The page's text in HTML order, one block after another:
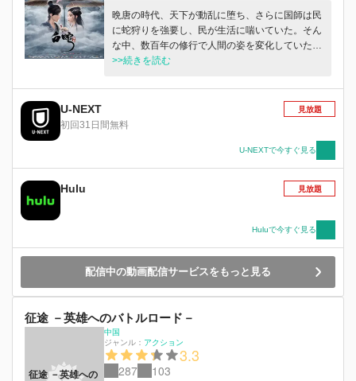
晩唐の時代、天下が動乱に堕ち、さらに国師は民
に蛇狩りを強要し、民が生活に喘いていた。そん
な中、数百年の修行で人間の姿を変化していた蛇
の妖怪「白」は、国師を刺殺しようとしたが失
しまい、蛇狩りの少年「許宣」に救われた。白が
蛇の妖怪ということも徐々に明らかになってきた
一方、国師と蛇一族との間にも激しい戦いが始ま
>>続きを読む
U-NEXT
初回31日間無料
見放題
U-NEXTで今すぐ見る
Hulu 見放題
Huluで今すぐ見る
配信中の動画配信サービスをもっと見る
征途 －英雄へのバトルロード－
征途 －英雄への
中国
ジャンル： アクション
3.3
287 103